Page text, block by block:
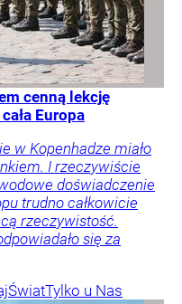
cenną lekcję
Europa
w Kopenhadze miało
I rzeczywiście
doświadczenie
trudno całkowicie
rzeczywistość.
się za
ŚwiatTylko u Nas